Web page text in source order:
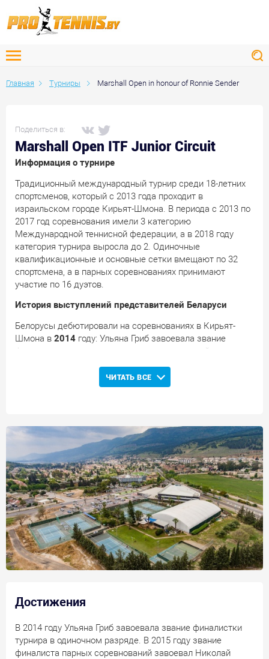
Главная Турниры Marshall Open in honour of Ronnie Sender
Поделиться в:
Marshall Open ITF Junior Circuit
Информация о турнире
Традиционный международный турнир среди 18-летних
спортсменов, который с 2013 года проходит в
израильском городе Кирьят-Шмона. В периода с 2013 по
2017 год соревнования имели 3 категорию
Международной теннисной федерации, а в 2018 году
категория турнира выросла до 2. Одиночные
квалификационные и основные сетки вмещают по 32
спортсмена, а в парных соревнованиях принимают
участие по 16 дуэтов.
История выступлений представителей Беларуси
Белорусы дебютировали на соревнованиях в Кирьят-
Шмона в 2014 году: Ульяна Гриб завоевала звание
финалистки турнира в одиночном разряде, дойдя в
году Николай Голяк, завоевав звание финалиста парных
соревнований, уступил во втором круге основной
Канапацкая завоевала звание победительницы
одиночных соревнований. В парном разряде Брич и
Канапацкая дошли до четвертьфинала. В2018году Анна
Виноградова не смогла преодолеть квалификационный
отбор.
ЧИТАТЬ ВСЕ
Достижения
В 2014 году Ульяна Гриб завоевала звание финалистки
турнира в одиночном разряде. В 2015 году звание
финалиста парных соревнований завоевал Николай